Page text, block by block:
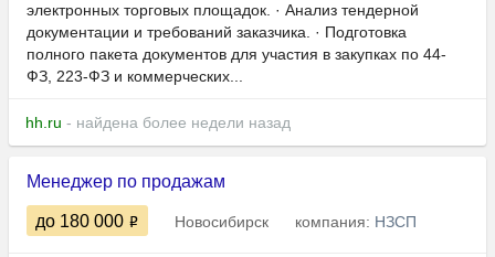
электронных торговых площадок. · Анализ тендерной
документации и требований заказчика. · Подготовка
полного пакета документов для участия в закупках по 44-
ФЗ, 223-ФЗ и коммерческих...
hh.ru - найдена более недели назад
Менеджер по продажам
до 180 000 Новосибирск компания: НЗСП